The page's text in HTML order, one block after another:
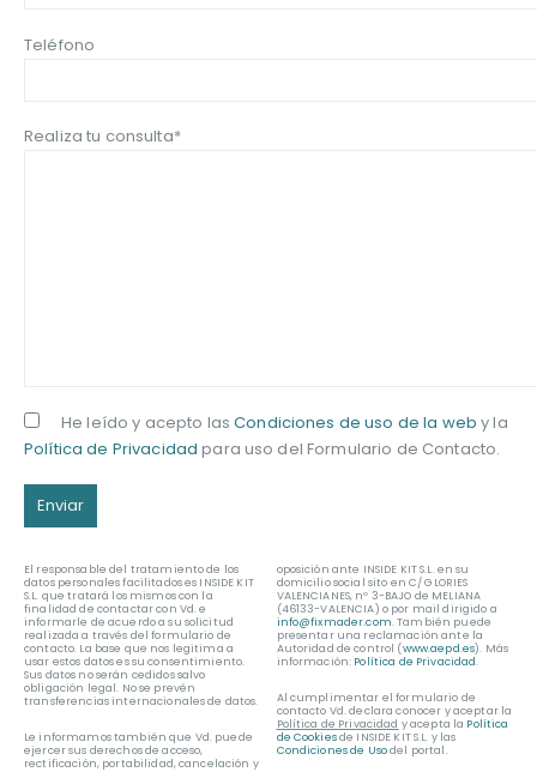
Teléfono
Realiza tu consulta*
He leído y acepto lasCondiciones de uso de la web y la
Política de Privacidad para uso del Formulario de Contacto.
El responsable del tratamiento de los
datos personales facilitados es INSIDE KIT
S.L. que tratará los mismos con la
finalidad de contactar con Vd. e
informarle de acuerdo a su solicitud
realizada a través del formulario de
contacto. La base que nos legitima a
usar estos datos es su consentimiento.
Sus datos no serán cedidos salvo
obligación legal. No se prevén
transferencias internacionales de datos.
Le informamos también que Vd. puede
ejercer sus derechos de acceso,
rectificación, portabilidad, cancelación y
oposición ante INSIDE KIT S.L. en su
domicilio social sito en C/ GLORIES
VALENCIANES, nº 3-BAJO de MELIANA
(46133-VALENCIA) o por mail dirigido a
info@fixmader.com. También puede
presentar una reclamación ante la
Autoridad de control (www.aepd.es). Más
información: Política de Privacidad.
Al cumplimentar el formulario de
contacto Vd. declara conocer y aceptar la
Política de Privacidad y acepta la Política
de Cookiesde INSIDE KIT S.L. y las
Condiciones de Usodel portal.